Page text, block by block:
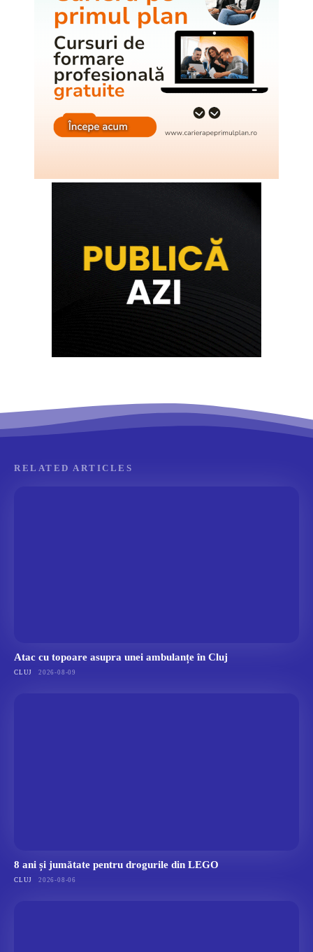
RELATED ARTICLES
Atac cu topoare asupra unei ambulanțe în Cluj
CLUJ 2026-08-09
8 ani și jumătate pentru drogurile din LEGO
CLUJ 2026-08-06